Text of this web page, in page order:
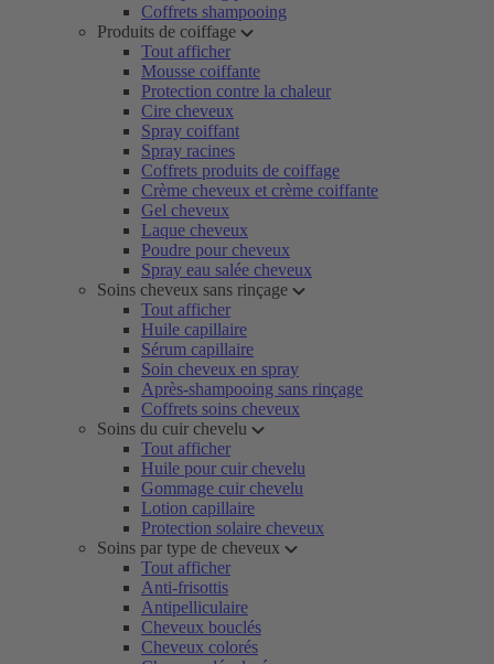
Coffrets shampooing
Produits de coiffage
Tout afficher
Mousse coiffante
Protection contre la chaleur
Cire cheveux
Spray coiffant
Spray racines
Coffrets produits de coiffage
Crème cheveux et crème coiffante
Gel cheveux
Laque cheveux
Poudre pour cheveux
Spray eau salée cheveux
Soins cheveux sans rinçage
Tout afficher
Huile capillaire
Sérum capillaire
Soin cheveux en spray
Après-shampooing sans rinçage
Coffrets soins cheveux
Soins du cuir chevelu
Tout afficher
Huile pour cuir chevelu
Gommage cuir chevelu
Lotion capillaire
Protection solaire cheveux
Soins par type de cheveux
Tout afficher
Anti-frisottis
Antipelliculaire
Cheveux bouclés
Cheveux colorés